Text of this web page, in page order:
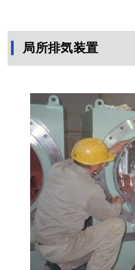
局所排気装置